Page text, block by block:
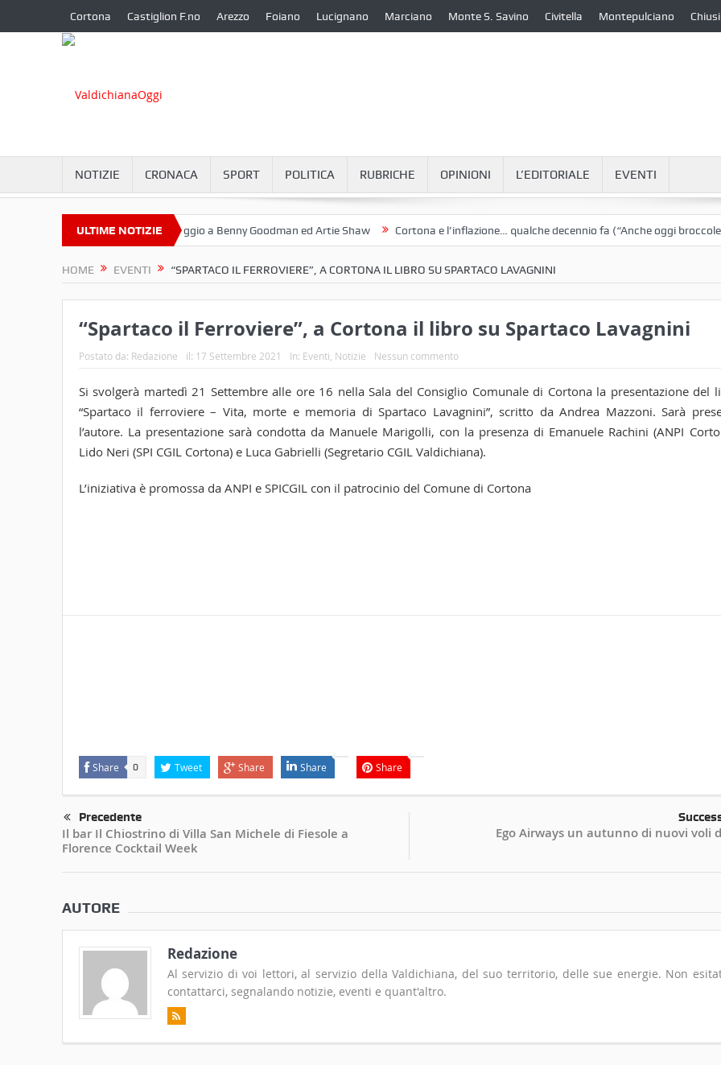
Cortona Castiglion F.no Arezzo Foiano Lucignano Marciano Monte S. Savino Civitella Montepulciano Chiusi
NOTIZIE CRONACA SPORT POLITICA RUBRICHE OPINIONI L’EDITORIALE EVENTI
ULTIME NOTIZIE
a Camucia? Omaggio a Benny Goodman ed Artie Shaw Cortona e l’inflazione… qualche decennio fa (“Anche oggi broccoletti e
HOME EVENTI “SPARTACO IL FERROVIERE”, A CORTONA IL LIBRO SU SPARTACO LAVAGNINI
“Spartaco il Ferroviere”, a Cortona il libro su Spartaco Lavagnini
Postato da: Redazione il: 17 Settembre 2021 In: Eventi Notizie Nessun commento
Si svolgerà martedì 21 Settembre alle ore 16 nella Sala del Consiglio Comunale di Cortona la presentazione del
“Spartaco il ferroviere – Vita, morte e memoria di Spartaco Lavagnini”, scritto da Andrea Mazzoni. Sarà
l’autore. La presentazione sarà condotta da Manuele Marigolli, con la presenza di Emanuele Rachini (ANPI
Lido Neri (SPI CGIL Cortona) e Luca Gabrielli (Segretario CGIL Valdichiana).
L’iniziativa è promossa da ANPI e SPICGIL con il patrocinio del Comune di Cortona
Share 0 Tweet Share Share Share
Precedente
Il bar Il Chiostrino di Villa San Michele di Fiesole a
Florence Cocktail Week
Ego Airways un autunno di nuovi voli
AUTORE
Redazione
Al servizio di voi lettori, al servizio della Valdichiana, del suo territorio, delle sue energie. Non
contattarci, segnalando notizie, eventi e quant'altro.